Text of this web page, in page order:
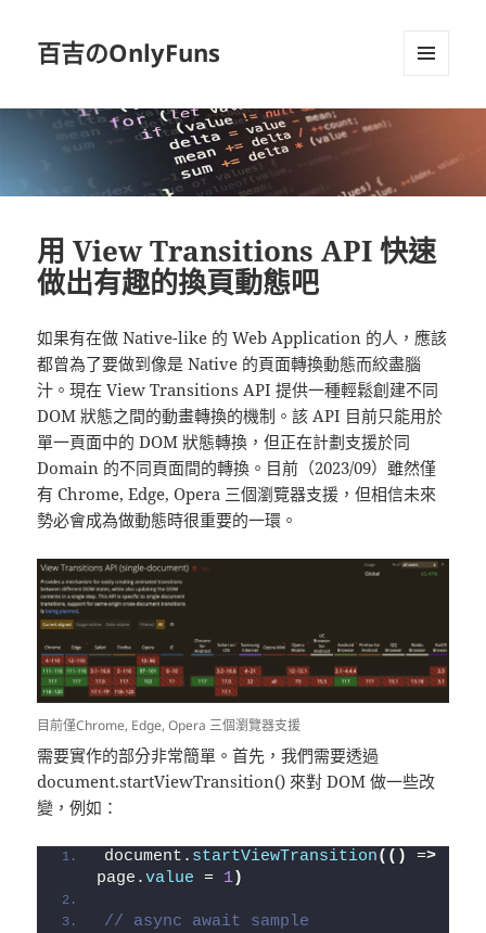
百吉のOnlyFuns
小工具
用 View Transitions API 快速
做出有趣的換頁動態吧
如果有在做 Native-like 的 Web Application 的人，應該
都曾為了要做到像是 Native 的頁面轉換動態而絞盡腦
汁。現在 View Transitions API 提供一種輕鬆創建不同
DOM 狀態之間的動畫轉換的機制。該 API 目前只能用於
單一頁面中的 DOM 狀態轉換，但正在計劃支援於同
Domain 的不同頁面間的轉換。目前（2023/09）雖然僅
有 Chrome, Edge, Opera 三個瀏覽器支援，但相信未來
勢必會成為做動態時很重要的一環。
目前僅Chrome, Edge, Opera 三個瀏覽器支援
需要實作的部分非常簡單。首先，我們需要透過
document.startViewTransition() 來對 DOM 做一些改
變，例如：
document. startViewTransition(() =>
page.value = 1)
// async await sample